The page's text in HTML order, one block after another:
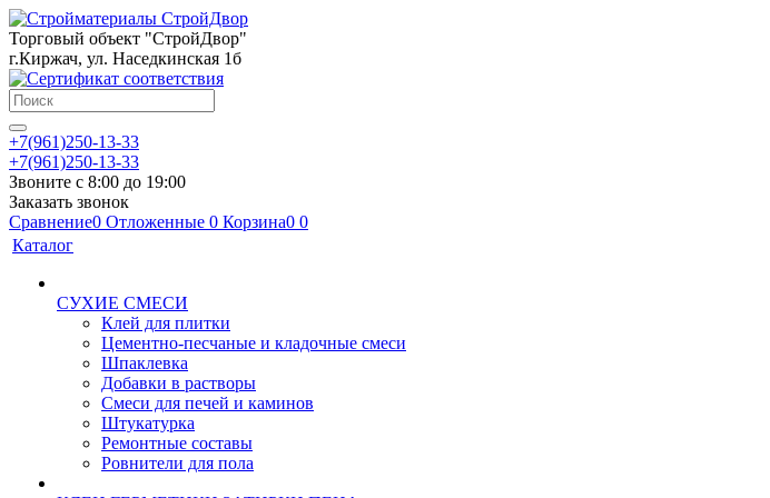
Торговый объект "СтройДвор"
г.Киржач, ул. Наседкинская 1б
+7(961)250-13-33
+7(961)250-13-33
Звоните с 8:00 до 19:00
Заказать звонок
Сравнение0 Отложенные 0 Корзина0 0
Каталог
СУХИЕ СМЕСИ
Клей для плитки
Цементно-песчаные и кладочные смеси
Шпаклевка
Добавки в растворы
Смеси для печей и каминов
Штукатурка
Ремонтные составы
Ровнители для пола